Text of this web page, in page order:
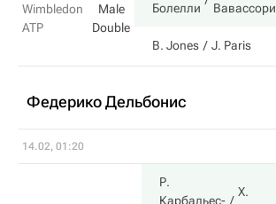
Wimbledon
ATP
Male
Double
Болелли
Вавассори
B. Jones J. Paris
Федерико Дельбонис
14.02, 01:20
Р.
Карбальес-
Х.